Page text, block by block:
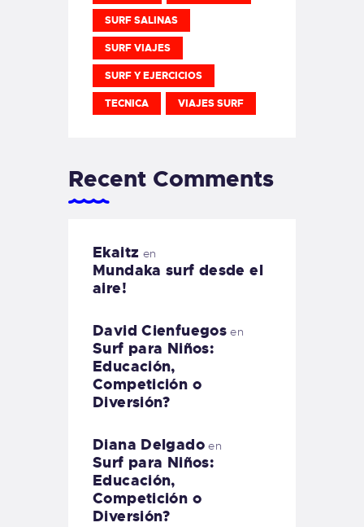
SURF SALINAS
SURF VIAJES
SURF Y EJERCICIOS
TECNICA VIAJES SURF
Recent Comments
Ekaitz en
Mundaka surf desde el
aire!
David Cienfuegos en
Surf para Niños:
Educación,
Competición o
Diversión?
Diana Delgadoen
Surf para Niños:
Educación,
Competición o
Diversión?